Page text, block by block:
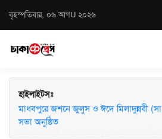
বৃহস্পতিবার, ০৬ আগU ২০২৬
হাইলাইটসঃ
মাধবপুরে জশনে জুলুস ও ঈদে মিলাদুন্নবী
সভা অনুষ্ঠিত